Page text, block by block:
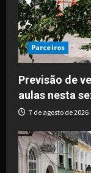
Parceiros
Previsão de
aulas nesta
7 de agosto de 2026